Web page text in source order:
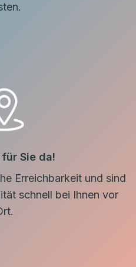
Sie da!
Erreichbarkeit und sind
schnell bei Ihnen vor